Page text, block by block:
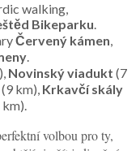
walking,
Bikeparku.
Červený kámen,
.
Novinský viadukt (7
km), Krkavčí skály
volbou pro ty,